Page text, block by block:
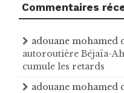
Commentaires
adouane mohamed
autoroutière Béjaïa-
cumule les retards
adouane mohamed